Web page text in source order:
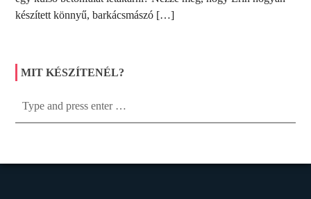
készített könnyű, barkácsmászó […]
MIT KÉSZÍTENÉL?